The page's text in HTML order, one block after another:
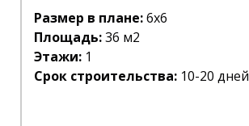
Размер в плане:6х6
Площадь:36 м2
Этажи: 1
Срок строительства: 10-20 дней